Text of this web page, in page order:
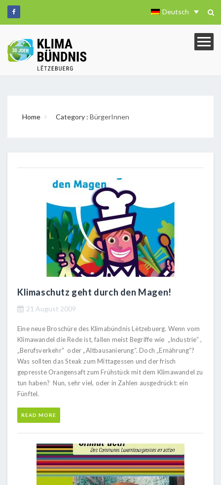
Deutsch
Home Category : BürgerInnen
Klimaschutz geht durch den Magen!
21 August 2009
Eine neue Broschüre des Klimabündnis Lëtzebuerg. Wenn vom
Klimawandel die Rede ist, fallen meist Begriffe wie „Industrie“ ,
„Berufsverkehr“ oder „Altbausanierung“. Doch „Ernährung”?
Was sollten das Steak zum Mittagessen und der frisch
gepresste Orangensaft zum Frühstück mit dem Klimawandel zu
tun haben? Nun, sehr viel, oder in Zahlen ausgedrückt: ein
Fünftel.
READ MORE